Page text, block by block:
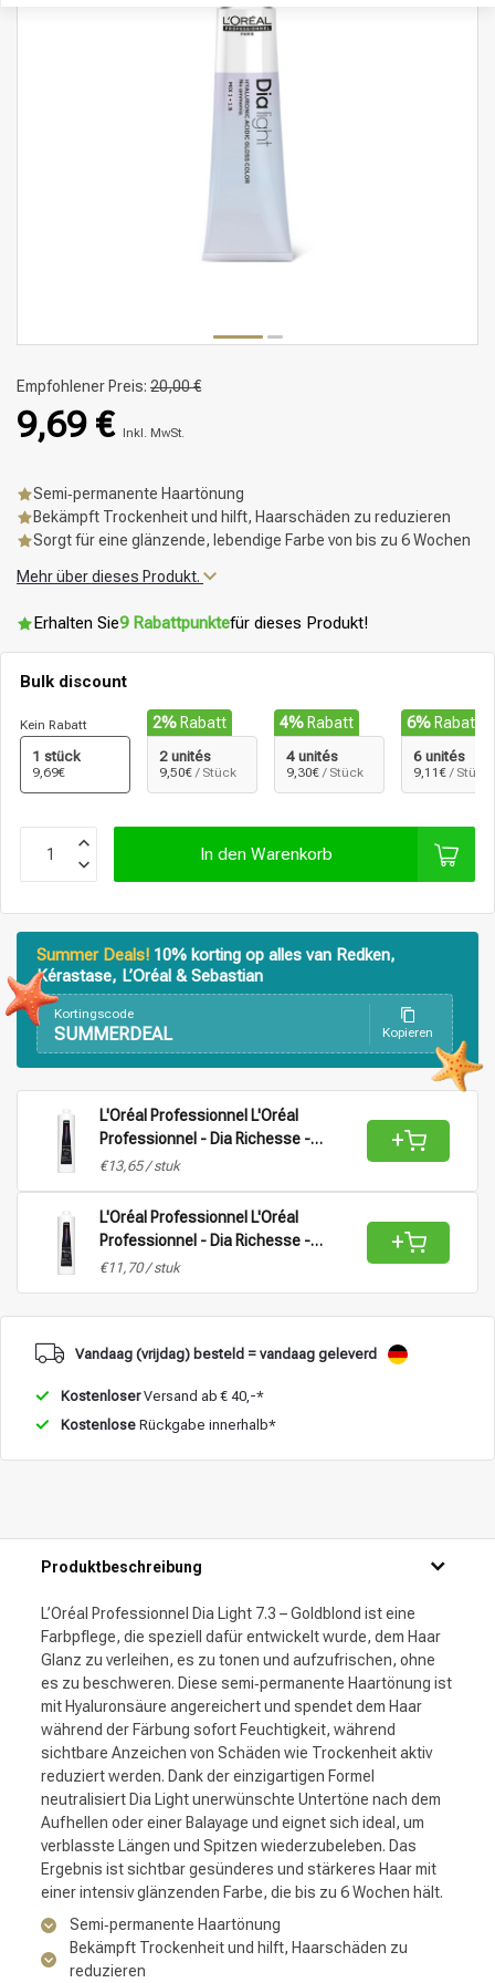
Empfohlener Preis: 20,00 €
9,69 € Inkl. MwSt.
Semi‑permanente Haartönung
Bekämpft Trockenheit und hilft, Haarschäden zu reduzieren
Sorgt für eine glänzende, lebendige Farbe von bis zu 6 Wochen
Mehr über dieses Produkt.
Erhalten Sie9 Rabattpunktefür dieses Produkt!
Bulk discount
Kein Rabatt
1 stück
9,69€
2% Rabatt
2 unités
9,50€ / Stück
4% Rabatt
4 unités
9,30€ / Stück
6% Rabatt
6 unités
9,11€ / Stück
In den Warenkorb
Summer Deals! 10% korting op alles van Redken,
Kérastase, L’Oréal & Sebastian
Kortingscode
SUMMERDEAL Kopieren
L'Oréal Professionnel L'Oréal
Professionnel - Dia Richesse -
Aktivator Vol 9 (2,7%) |
1L
€13,65 / stuk
+
L'Oréal Professionnel L'Oréal
Professionnel - Dia Richesse -
Aktivator Vol 15 (4,5%) |
€11,70 / stuk
+
Vandaag (vrijdag) besteld = vandaag geleverd
KostenloserVersand ab € 40,-*
Kostenlose Rückgabe innerhalb*
Produktbeschreibung
L’Oréal Professionnel Dia Light 7.3 – Goldblond ist eine
Farbpflege, die speziell dafür entwickelt wurde, dem Haar
Glanz zu verleihen, es zu tonen und aufzufrischen, ohne
es zu beschweren. Diese semi‑permanente Haartönung ist
mit Hyaluronsäure angereichert und spendet dem Haar
während der Färbung sofort Feuchtigkeit, während
sichtbare Anzeichen von Schäden wie Trockenheit aktiv
reduziert werden. Dank der einzigartigen Formel
neutralisiert Dia Light unerwünschte Untertöne nach dem
Aufhellen oder einer Balayage und eignet sich ideal, um
verblasste Längen und Spitzen wiederzubeleben. Das
Ergebnis ist sichtbar gesünderes und stärkeres Haar mit
einer intensiv glänzenden Farbe, die bis zu 6 Wochen hält.
Semi‑permanente Haartönung
Bekämpft Trockenheit und hilft, Haarschäden zu
reduzieren